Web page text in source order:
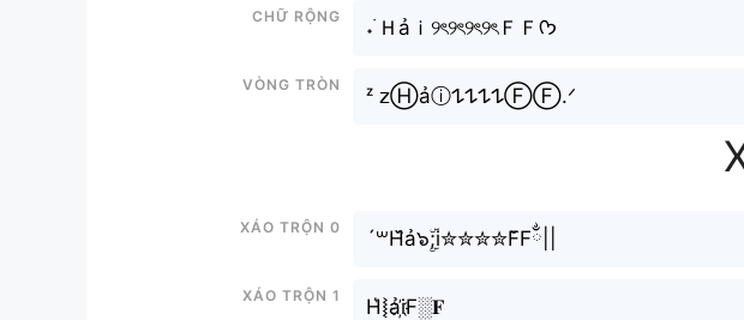
Chữ rộng
˖ ࣪Ｈảｉ୨ৎ୨ৎ୨ৎ୨ৎＦＦᡣ𐭩
Vòng tròn
ᶻ 𝗓Ⓗảⓘ𐰁𐰁𐰁𐰁ⒻⒻ.ᐟ
Xáo trộn 0
´꒳H᷈ả๖ۣۜ;i✮✮✮✮F̆Fྂ||
Xáo trộn 1
H͛⦚ải҉F░𝐅